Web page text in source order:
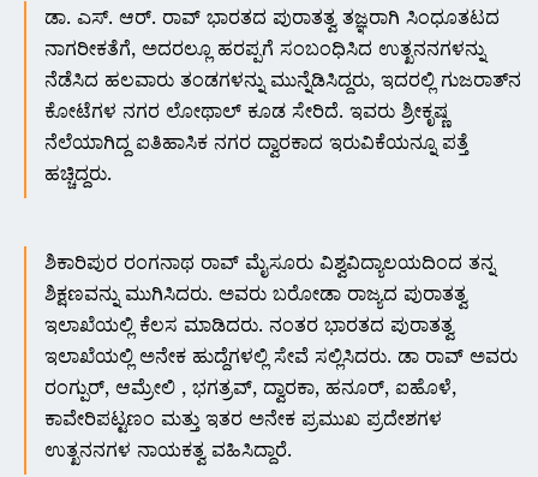
ಡಾ. ಎಸ್. ಆರ್. ರಾವ್ ಭಾರತದ ಪುರಾತತ್ವ ತಜ್ಞರಾಗಿ ಸಿಂಧೂತಟದ
ನಾಗರೀಕತೆಗೆ, ಅದರಲ್ಲೂ ಹರಪ್ಪಗೆ ಸಂಬಂಧಿಸಿದ ಉತ್ಖನನಗಳನ್ನು
ನೆಡೆಸಿದ ಹಲವಾರು ತಂಡಗಳನ್ನು ಮುನ್ನೆಡಿಸಿದ್ದರು, ಇದರಲ್ಲಿ ಗುಜರಾತ್‌ನ
ಕೋಟೆಗಳ ನಗರ ಲೋಥಾಲ್ ಕೂಡ ಸೇರಿದೆ. ಇವರು ಶ್ರೀಕೃಷ್ಣ
ನೆಲೆಯಾಗಿದ್ದ ಐತಿಹಾಸಿಕ ನಗರ ದ್ವಾರಕಾದ ಇರುವಿಕೆಯನ್ನೂ ಪತ್ತೆ
ಹಚ್ಚಿದ್ದರು.
ಶಿಕಾರಿಪುರ ರಂಗನಾಥ ರಾವ್ ಮೈಸೂರು ವಿಶ್ವವಿದ್ಯಾಲಯದಿಂದ ತನ್ನ
ಶಿಕ್ಷಣವನ್ನು ಮುಗಿಸಿದರು. ಅವರು ಬರೋಡಾ ರಾಜ್ಯದ ಪುರಾತತ್ವ
ಇಲಾಖೆಯಲ್ಲಿ ಕೆಲಸ ಮಾಡಿದರು. ನಂತರ ಭಾರತದ ಪುರಾತತ್ವ
ಇಲಾಖೆಯಲ್ಲಿ ಅನೇಕ ಹುದ್ದೆಗಳಲ್ಲಿ ಸೇವೆ ಸಲ್ಲಿಸಿದರು. ಡಾ ರಾವ್ ಅವರು
ರಂಗ್ಪುರ್, ಆಮ್ರೇಲಿ , ಭಗತ್ರವ್, ದ್ವಾರಕಾ, ಹನೂರ್, ಐಹೊಳೆ,
ಕಾವೇರಿಪಟ್ಟಣಂ ಮತ್ತು ಇತರ ಅನೇಕ ಪ್ರಮುಖ ಪ್ರದೇಶಗಳ
ಉತ್ಖನನಗಳ ನಾಯಕತ್ವ ವಹಿಸಿದ್ದಾರೆ.